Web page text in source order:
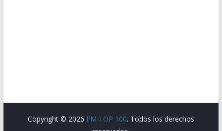
Copyright © 2026 FM TOP 100. Todos los derechos